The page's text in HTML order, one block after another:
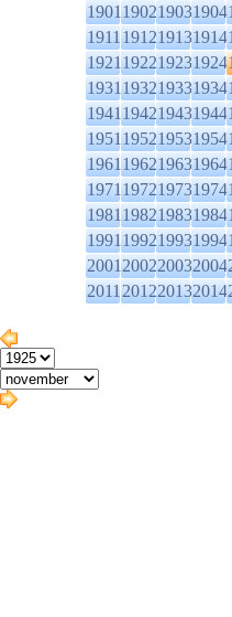
1901190219031904
1911191219131914
1921192219231924
1931193219331934
1941194219431944
1951195219531954
1961196219631964
1971197219731974
1981198219831984
1991199219931994
2001200220032004
2011201220132014